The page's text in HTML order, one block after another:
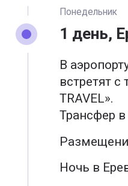
Понедельник
1 день,
В
встретят с
TRAVEL».
Трансфер в
Ночь в